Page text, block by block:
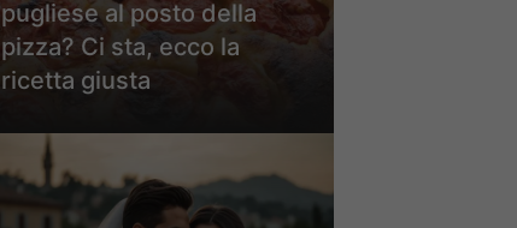
pugliese al posto della
pizza? Ci sta, ecco la
ricetta giusta